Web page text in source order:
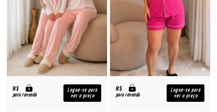
R$
para revenda
Logue-se para
ver o preço
R$
para revenda
Logue-se para
ver o preço